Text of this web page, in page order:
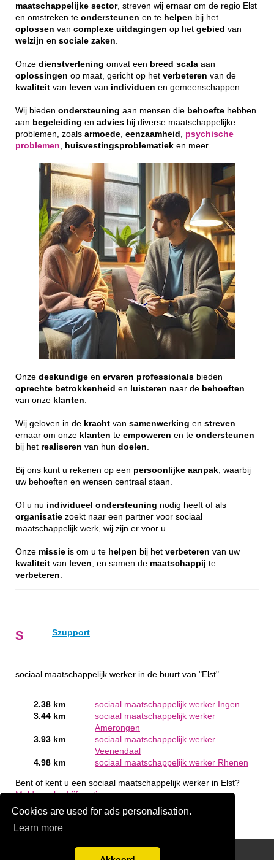
Cookies are used for ads personalisation.
Learn more
maatschappelijke sector, streven wij ernaar om de regio Elst
en omstreken te ondersteunen en te helpen bij het
oplossen van complexe uitdagingen op het gebied van
welzijn en sociale zaken
Onze dienstverlening omvat een breed scala aan
oplossingen op maat, gericht op het verbeteren van de
kwaliteit van leven van individuen en gemeenschappen.
Wij bieden ondersteuning aan mensen die behoefte hebben
aan begeleiding en advies bij diverse maatschappelijke
problemen, zoals armoede eenzaamheid
psychische
problemen
huisvestingsproblematiek en meer.
Onze deskundige en ervaren professionals bieden
oprechte betrokkenheid en luisteren naar de behoeften
van onze klanten
Wij geloven in de kracht van samenwerking en streven
ernaar om onze klanten te empoweren en te ondersteunen
bij het realiseren van hun doelen
Bij ons kunt u rekenen op een persoonlijke aanpak , waarbij
uw behoeften en wensen centraal staan.
Of u nu individueel ondersteuning nodig heeft of als
organisatie zoekt naar een partner voor sociaal
maatschappelijk werk, wij zijn er voor u.
Onze missie is om u te helpen bij het verbeteren van uw
kwaliteit van leven , en samen de maatschappij te
verbeteren
S Szupport
sociaal maatschappelijk werker in de buurt van "Elst"
2.38 km
sociaal maatschappelijk werker Ingen
3.44 km
sociaal maatschappelijk werker
Amerongen
3.93 km
sociaal maatschappelijk werker
Veenendaal
4.98 km
sociaal maatschappelijk werker Rhenen
Bent of kent u een sociaal maatschappelijk werker in Elst?
Meld een bedrijf gratis aan